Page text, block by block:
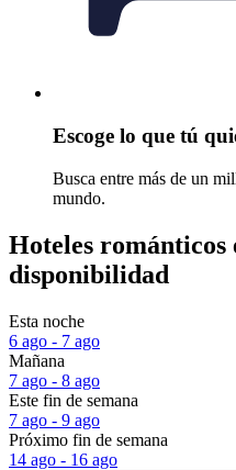
Escoge lo que tú
Busca entre más de un
mundo.
Hoteles románticos
disponibilidad
Esta noche
6 ago - 7 ago
Mañana
7 ago - 8 ago
Este fin de semana
7 ago - 9 ago
Próximo fin de semana
14 ago - 16 ago